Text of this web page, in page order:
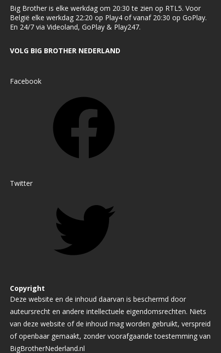
Big Brother is elke werkdag om 20:30 te zien op RTL5. Voor
België elke werkdag 22:20 op Play4 of vanaf 20:30 op GoPlay.
En 24/7 via Videoland, GoPlay & Play247.
VOLG BIG BROTHER NEDERLAND
Facebook
Twitter
Copyright
Deze website en de inhoud daarvan is beschermd door
auteursrecht en andere intellectuele eigendomsrechten. Niets
van deze website of de inhoud mag worden gebruikt, verspreid
of openbaar gemaakt, zonder voorafgaande toestemming van
BigBrotherNederland.nl